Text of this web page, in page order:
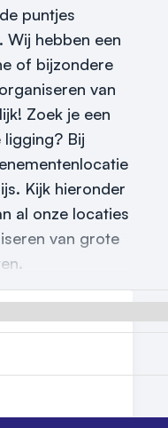
puntjes
Wij hebben een
of bijzondere
van
Zoek je een
Bij
Kijk hieronder
al onze locaties
van grote